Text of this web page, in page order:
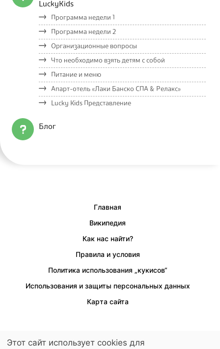
LuckyKids
Программа недели 1
Программа недели 2
Организационные вопросы
Что необходимо взять детям с собой
Питание и меню
Апарт-отель «Лаки Банско СПА & Релакс»
Lucky Kids Представление
Блог
Главная
Википедия
Как нас найти?
Правила и условия
Политика использования „кукисов“
Использования и защиты персональных данных
Карта сайта
Этот сайт использует cookies для